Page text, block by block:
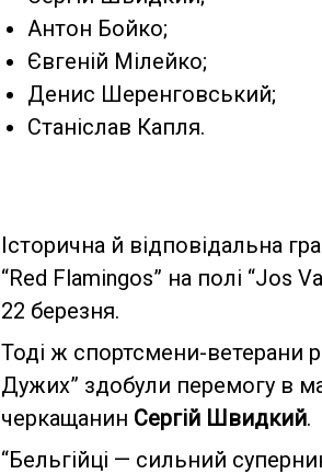
Антон Бойко;
Євгеній Мілейко;
Денис Шеренговський;
Станіслав Капля.
Історична й відповідальна
“Red Flamingos” на полі “Jos
22 березня.
Тоді ж спортсмени-ветерани
Дужих” здобули перемогу в
черкащанин Сергій Швидкий.
“Бельгійці — сильний